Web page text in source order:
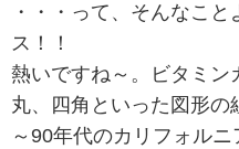
・・・って、そんなこ
ス！！
熱いですね～。ビタミン
丸、四角といった図形
～90年代のカリフォルニ